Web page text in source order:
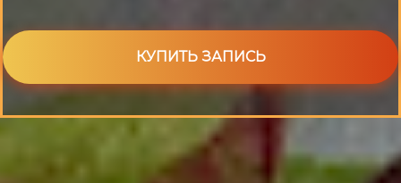
КУПИТЬ ЗАПИСЬ